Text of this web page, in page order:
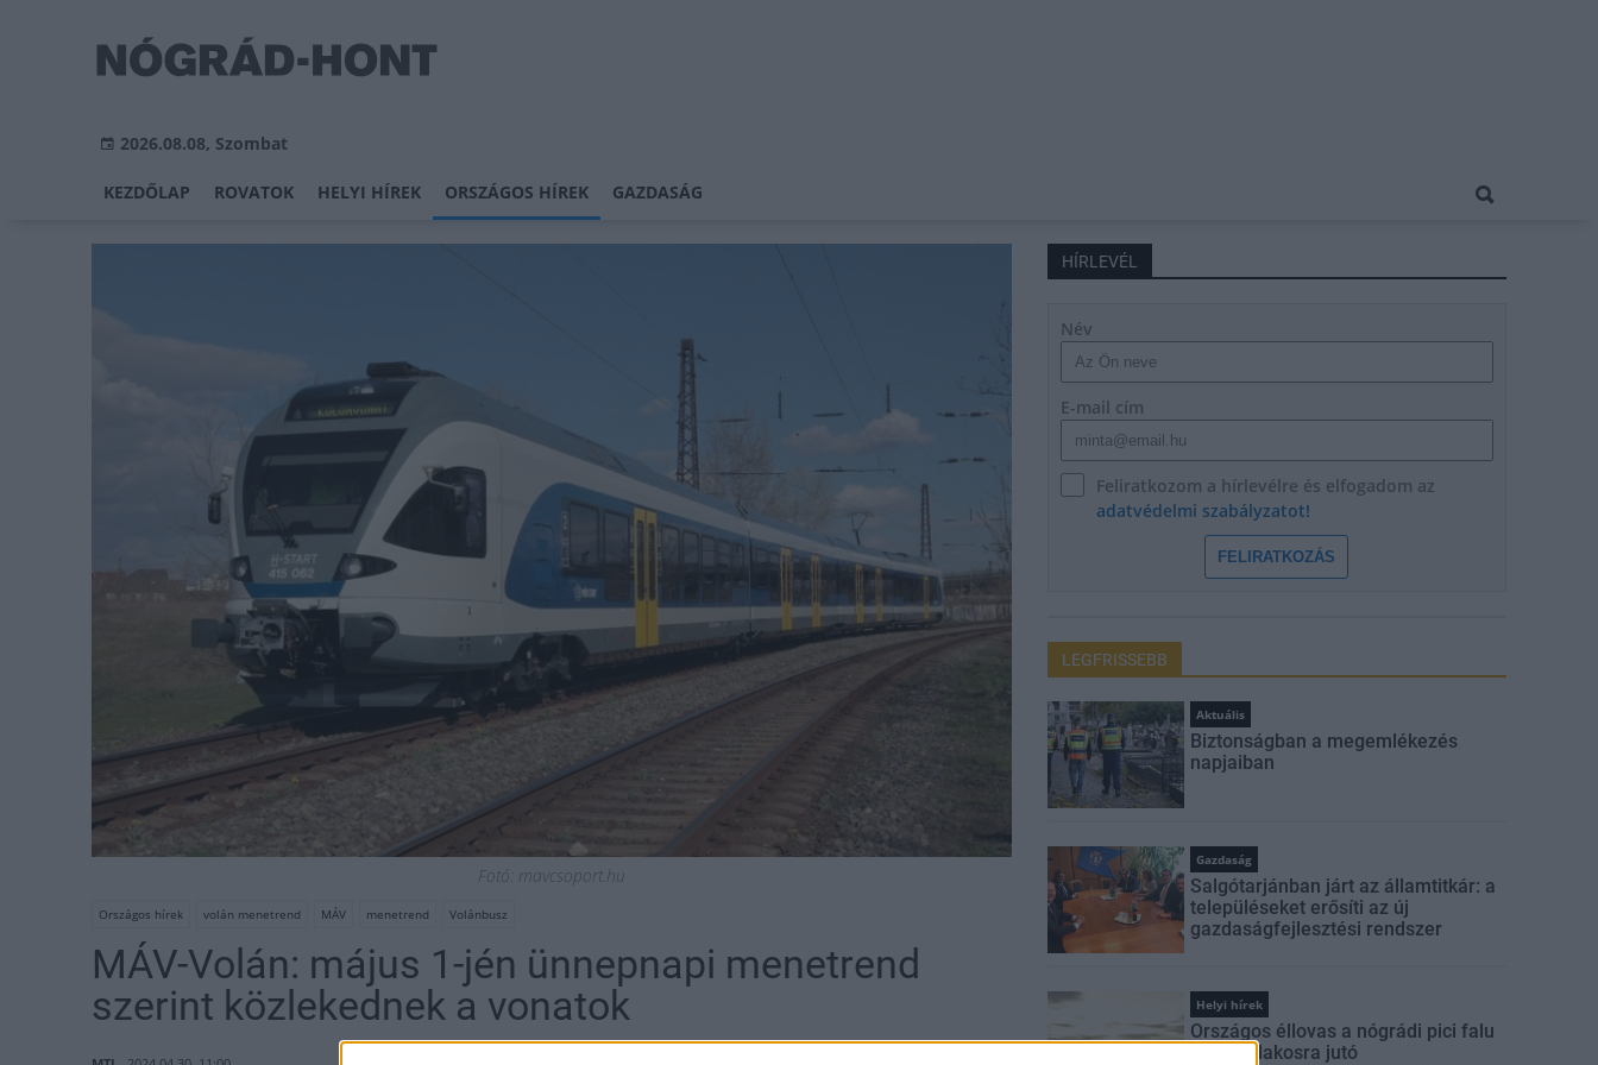
2026.08.08, Szombat
KEZDŐLAP ROVATOK HELYI HÍREK ORSZÁGOS HÍREK GAZDASÁG
Fotó: mavcsoport.hu
Országos hírek volán menetrend MÁV menetrend Volánbusz
MÁV-Volán: május 1-jén ünnepnapi menetrend
szerint közlekednek a vonatok
HÍRLEVÉL
Név
E-mail cím
Feliratkozom a hírlevélre és elfogadom az
adatvédelmi szabályzatot!
FELIRATKOZÁS
LEGFRISSEBB
Aktuális
Biztonságban a megemlékezés
napjaiban
Gazdaság
Salgótarjánban járt az államtitkár: a
településeket erősíti az új
gazdaságfejlesztési rendszer
Helyi hírek
Országos éllovas a nógrádi pici falu
az ezer lakosra jutó